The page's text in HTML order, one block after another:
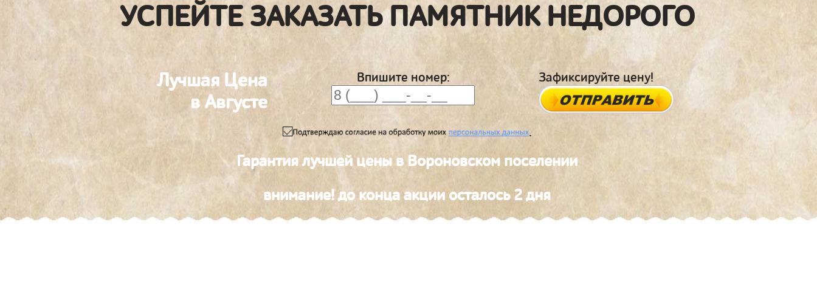
УСПЕЙТЕ ЗАКАЗАТЬ ПАМЯТНИК НЕДОРОГО
Лучшая Цена
в Августе
Впишите номер: Зафиксируйте цену!
.
Гарантия лучшей цены в Вороновском поселении
внимание! до конца акции осталось 2 дня